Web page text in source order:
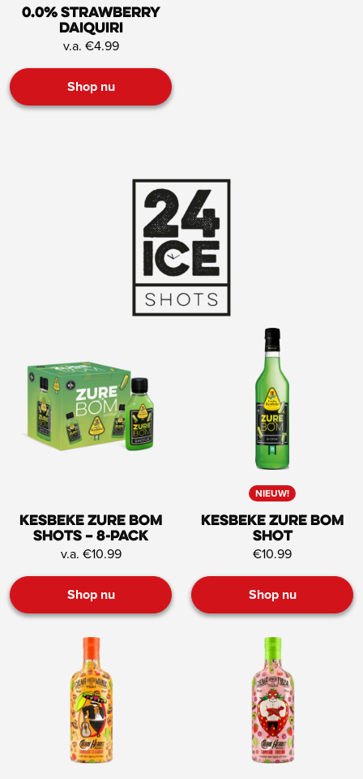
0.0% Strawberry
Daiquiri
v.a. €4.99
Shop nu
Kesbeke zure bom
shots – 8-pack
v.a. €10.99
Shop nu
NIEUW!
Kesbeke zure bom
shot
€10.99
Shop nu